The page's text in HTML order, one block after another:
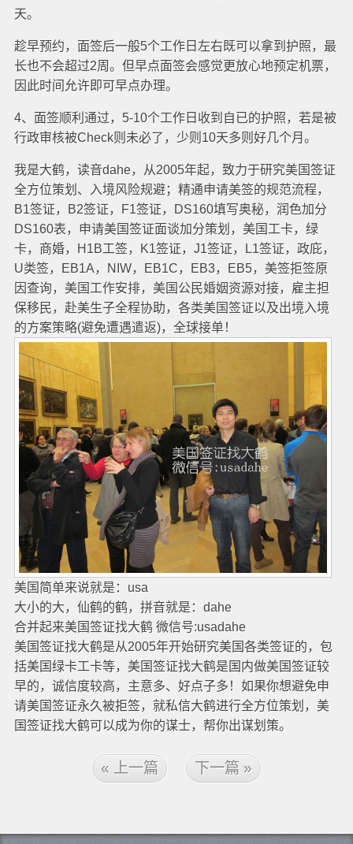
天。
趁早预约，面签后一般5个工作日左右既可以拿到护照，最
长也不会超过2周。但早点面签会感觉更放心地预定机票，
因此时间允许即可早点办理。
4、面签顺利通过，5-10个工作日收到自已的护照，若是被
行政审核被Check则未必了，少则10天多则好几个月。
我是大鹤，读音dahe，从2005年起，致力于研究美国签证
全方位策划、入境风险规避；精通申请美签的规范流程，
B1签证，B2签证，F1签证，DS160填写奥秘，润色加分
DS160表，申请美国签证面谈加分策划，美国工卡，绿
卡，商婚，H1B工签，K1签证，J1签证，L1签证，政庇，
U类签，EB1A，NIW，EB1C，EB3，EB5，美签拒签原
因查询，美国工作安排，美国公民婚姻资源对接，雇主担
保移民，赴美生子全程协助，各类美国签证以及出境入境
的方案策略(避免遭遇遣返)，全球接单！
美国简单来说就是：usa
大小的大，仙鹤的鹤，拼音就是：dahe
合并起来美国签证找大鹤 微信号:usadahe
美国签证找大鹤是从2005年开始研究美国各类签证的，包
括美国绿卡工卡等，美国签证找大鹤是国内做美国签证较
早的，诚信度较高，主意多、好点子多！如果你想避免申
请美国签证永久被拒签，就私信大鹤进行全方位策划，美
国签证找大鹤可以成为你的谋士，帮你出谋划策。
« 上一篇 下一篇 »